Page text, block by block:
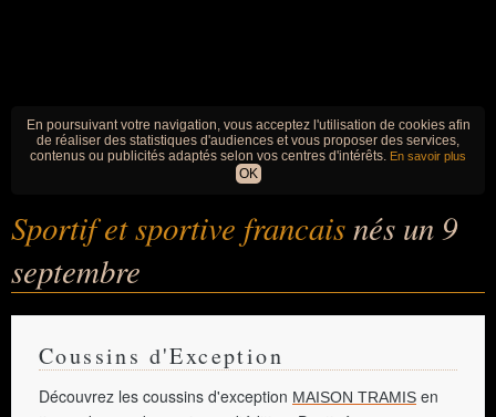
En poursuivant votre navigation, vous acceptez l'utilisation de cookies afin
de réaliser des statistiques d'audiences et vous proposer des services,
contenus ou publicités adaptés selon vos centres d'intérêts. En savoir plus
OK
Sportif et sportive francaisnés un 9
septembre
Coussins d'Exception
Découvrez les coussins d'exception MAISON TRAMIS en